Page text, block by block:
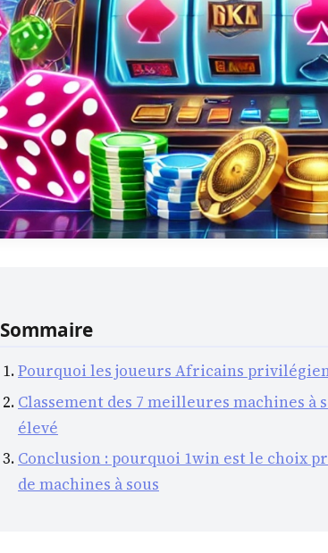
Sommaire
Pourquoi les joueurs Africains
Classement des 7 meilleures machines à
élevé
Conclusion : pourquoi 1win est le choix
de machines à sous